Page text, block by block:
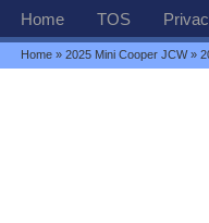
Home TOS
Home »2025 Mini Cooper JCW»